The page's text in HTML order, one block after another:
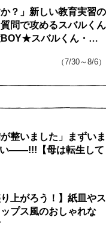
？」新しい教育実習の
問で攻めるスバルくん
スバルくん・
（7/30～8/6）
整いました」まずいま
――!!!【母は転生して
上がろう！】紙皿やス
プス風のおしゃれな